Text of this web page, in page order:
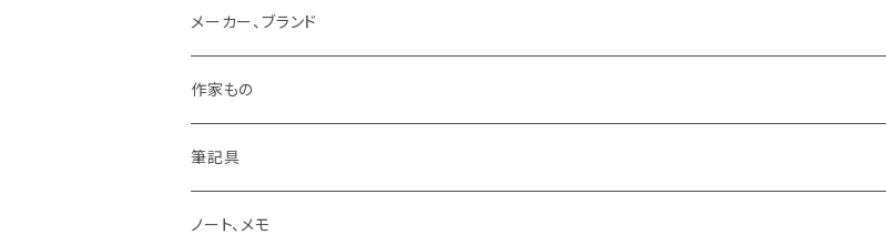
メーカー、ブランド
LAMY
Pelikan
KAWEKO
作家もの
オギハラナミ
Noritake
筆記具
鉛筆まわり
ノート、メモ